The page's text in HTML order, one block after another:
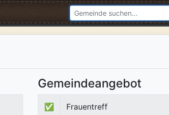
Gemeindeangebot
✅ Frauentreff